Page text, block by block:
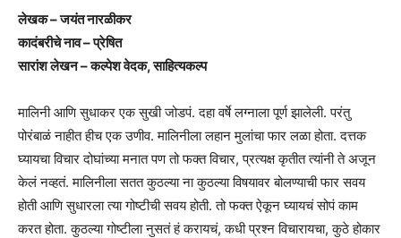
लेखक – जयंत नारळीकर
कादंबरीचे नाव – प्रेषित
सारांश लेखन – कल्पेश वेदक, साहित्यकल्प
मालिनी आणि सुधाकर एक सुखी जोडपं. दहा वर्षे लग्नाला पूर्ण झालेली. परंतु
पोरंबाळं नाहीत हीच एक उणीव. मालिनीला लहान मुलांचा फार लळा होता. दत्तक
घ्यायचा विचार दोघांच्या मनात पण तो फक्त विचार, प्रत्यक्ष कृतीत त्यांनी ते अजून
केलं नव्हतं. मालिनीला सतत कुठल्या ना कुठल्या विषयावर बोलण्याची फार सवय
होती आणि सुधारला त्या गोष्टीची सवय होती. तो फक्त ऐकून घ्यायचं सोपं काम
करत होता. कुठल्या गोष्टीला नुसतं हं करायचं, कधी प्रश्न विचारायचा, कुठे होकार